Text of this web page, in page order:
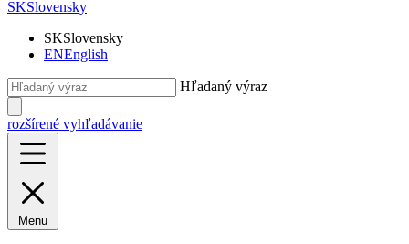
SKSlovensky
SKSlovensky
ENEnglish
Hľadaný výraz
rozšírené vyhľadávanie
Menu